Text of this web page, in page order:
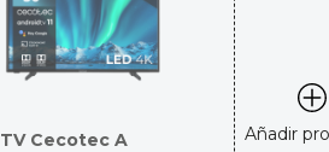
TV Cecotec A
Añadir